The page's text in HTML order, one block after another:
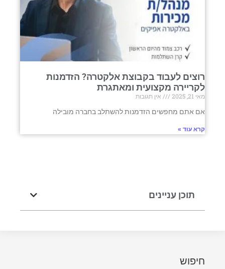
רוצים לעבוד בקבוצת אלקטרה? הזדמנות
לקריירה מקצועית ומאתגרת
מאי 21, 2025
אין תגובות
אם אתם מחפשים הזדמנות להשתלב בחברה מובילה
קרא עוד »
תוכן עניינים
חיפוש